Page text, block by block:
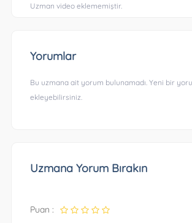
Uzman video eklememiştir.
Yorumlar
Bu uzmana ait yorum bulunamadı. Yeni bir
ekleyebilirsiniz.
Uzmana Yorum Bırakın
Puan :